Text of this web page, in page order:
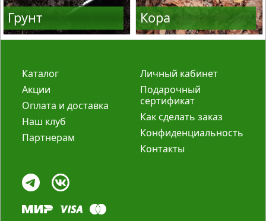
Грунт Кора
Каталог
Акции
Оплата и доставка
Наш клуб
Партнерам
Личный кабинет
Подарочный
сертификат
Как сделать заказ
Конфиденциальность
Контакты